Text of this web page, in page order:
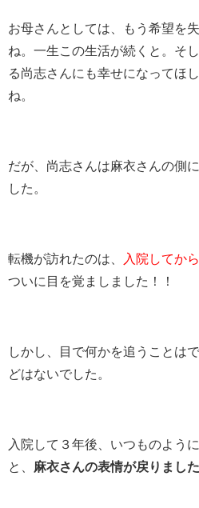
お母さんとしては、もう希望を
ね。一生この生活が続くと。そ
る尚志さんにも幸せになってほ
ね。
だが、尚志さんは麻衣さんの側
した。
転機が訪れたのは、 入院してか
ついに目を覚ましました！！
しかし、目で何かを追うことは
どはないでした。
入院して３年後、いつものよう
と、 麻衣さんの表情が戻りまし